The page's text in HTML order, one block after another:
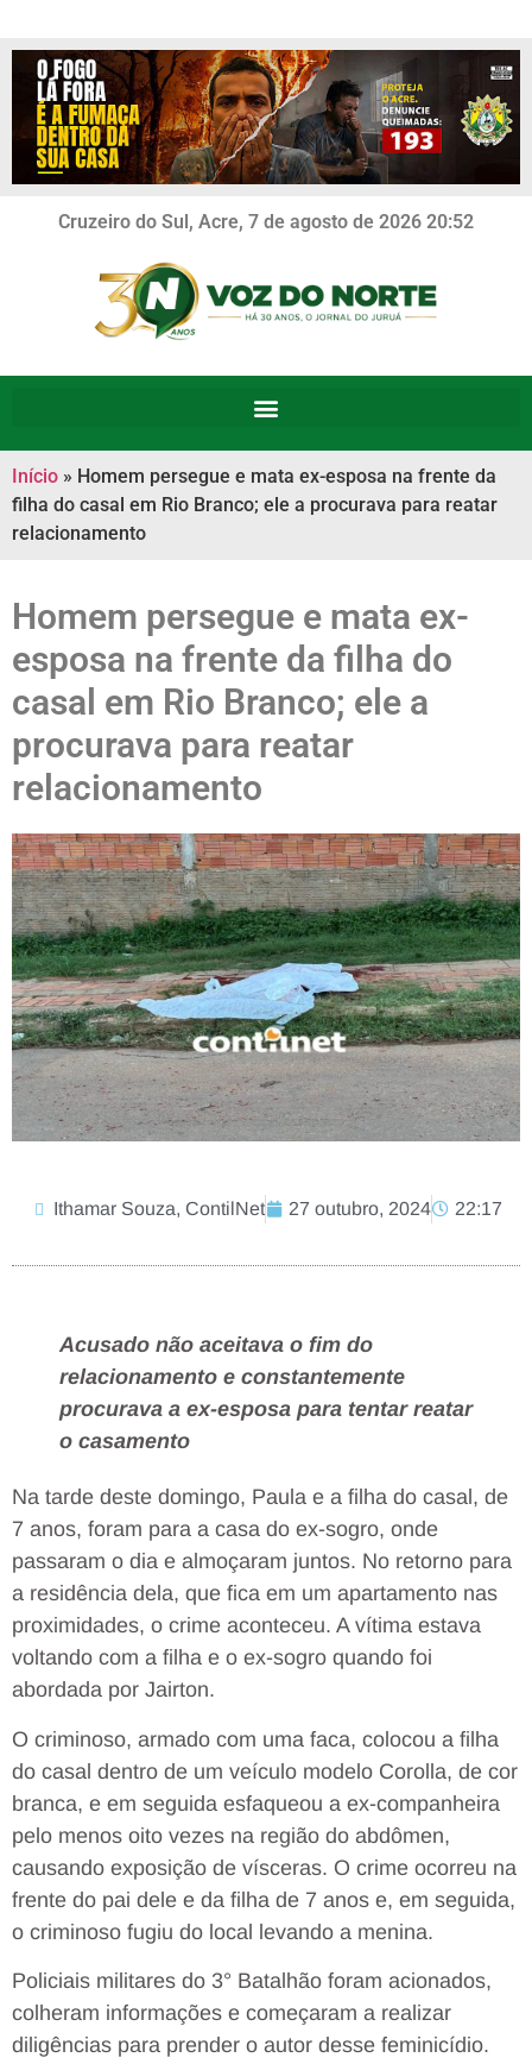
Cruzeiro do Sul, Acre, 7 de agosto de 2026 20:52
Início » Homem persegue e mata ex-esposa na frente da
filha do casal em Rio Branco; ele a procurava para reatar
relacionamento
Homem persegue e mata ex-
esposa na frente da filha do
casal em Rio Branco; ele a
procurava para reatar
relacionamento
Ithamar Souza, ContilNet 27 outubro, 2024 22:17
Acusado não aceitava o fim do
relacionamento e constantemente
procurava a ex-esposa para tentar reatar
o casamento
Na tarde deste domingo, Paula e a filha do casal, de
7 anos, foram para a casa do ex-sogro, onde
passaram o dia e almoçaram juntos. No retorno para
a residência dela, que fica em um apartamento nas
proximidades, o crime aconteceu. A vítima estava
voltando com a filha e o ex-sogro quando foi
abordada por Jairton.
O criminoso, armado com uma faca, colocou a filha
do casal dentro de um veículo modelo Corolla, de cor
branca, e em seguida esfaqueou a ex-companheira
pelo menos oito vezes na região do abdômen,
causando exposição de vísceras. O crime ocorreu na
frente do pai dele e da filha de 7 anos e, em seguida,
o criminoso fugiu do local levando a menina.
Policiais militares do 3° Batalhão foram acionados,
colheram informações e começaram a realizar
diligências para prender o autor desse feminicídio.